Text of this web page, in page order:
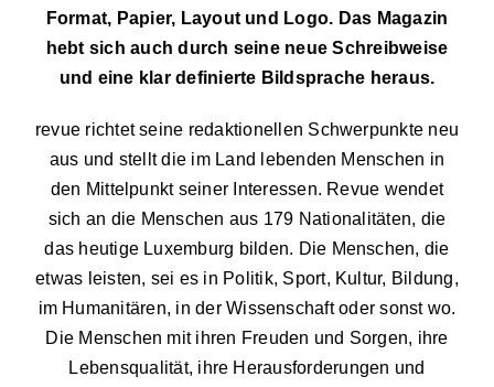
Format, Papier, Layout und Logo. Das Magazin
hebt sich auch durch seine neue Schreibweise
und eine klar definierte Bildsprache heraus.
revue richtet seine redaktionellen Schwerpunkte neu
aus und stellt die im Land lebenden Menschen in
den Mittelpunkt seiner Interessen. Revue wendet
sich an die Menschen aus 179 Nationalitäten, die
das heutige Luxemburg bilden. Die Menschen, die
etwas leisten, sei es in Politik, Sport, Kultur, Bildung,
im Humanitären, in der Wissenschaft oder sonst wo.
Die Menschen mit ihren Freuden und Sorgen, ihre
Lebensqualität, ihre Herausforderungen und